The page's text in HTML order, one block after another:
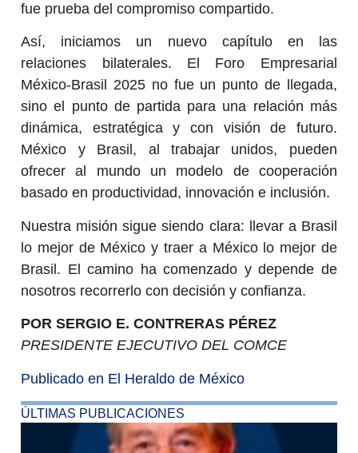
fue prueba del compromiso compartido.
Así, iniciamos un nuevo capítulo en las
relaciones bilaterales. El Foro Empresarial
México-Brasil 2025 no fue un punto de llegada,
sino el punto de partida para una relación más
dinámica, estratégica y con visión de futuro.
México y Brasil, al trabajar unidos, pueden
ofrecer al mundo un modelo de cooperación
basado en productividad, innovación e inclusión.
Nuestra misión sigue siendo clara: llevar a Brasil
lo mejor de México y traer a México lo mejor de
Brasil. El camino ha comenzado y depende de
nosotros recorrerlo con decisión y confianza.
POR SERGIO E. CONTRERAS PÉREZ
PRESIDENTE EJECUTIVO DEL COMCE
Publicado en El Heraldo de México
ÚLTIMAS PUBLICACIONES